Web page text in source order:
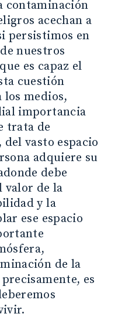
contaminación
acechan a
persistimos en
nuestros
es capaz el
cuestión
los medios,
importancia
trata de
vasto espacio
adquiere su
debe
valor de la
y la
ese espacio
de la
es